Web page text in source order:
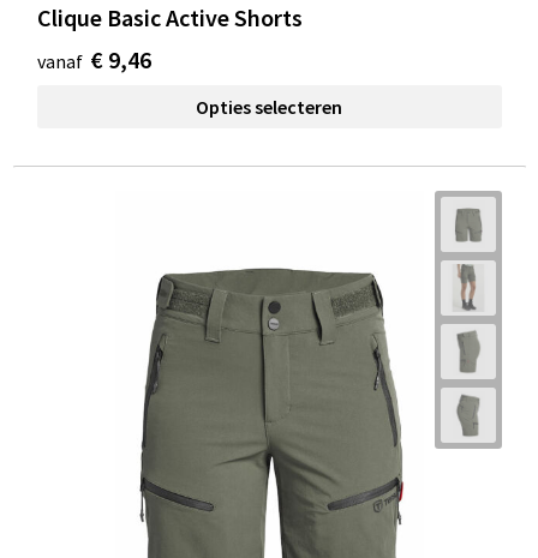
Clique Basic Active Shorts
vanaf € 9,46
Opties selecteren